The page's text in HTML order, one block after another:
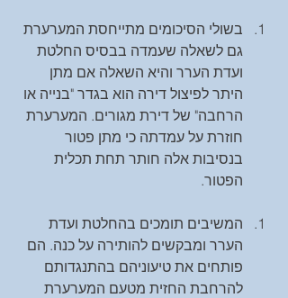
בשולי הסיכומים מתייחסת המערערת
גם לשאלה שעמדה בבסיס החלטת
ועדת הערר והיא השאלה אם מתן
היתר לפיצול דירה הוא בגדר "בנייה או
הרחבה" של דירת מגורים. המערערת
חוזרת על עמדתה כי מתן פטור
בנסיבות אלה חותר תחת תכלית
הפטור.
המשיבים תומכים בהחלטת ועדת
הערר ומבקשים להותירה על כנה. הם
פותחים את טיעוניהם בהתנגדותם
להרחבת החזית מטעם המערערת